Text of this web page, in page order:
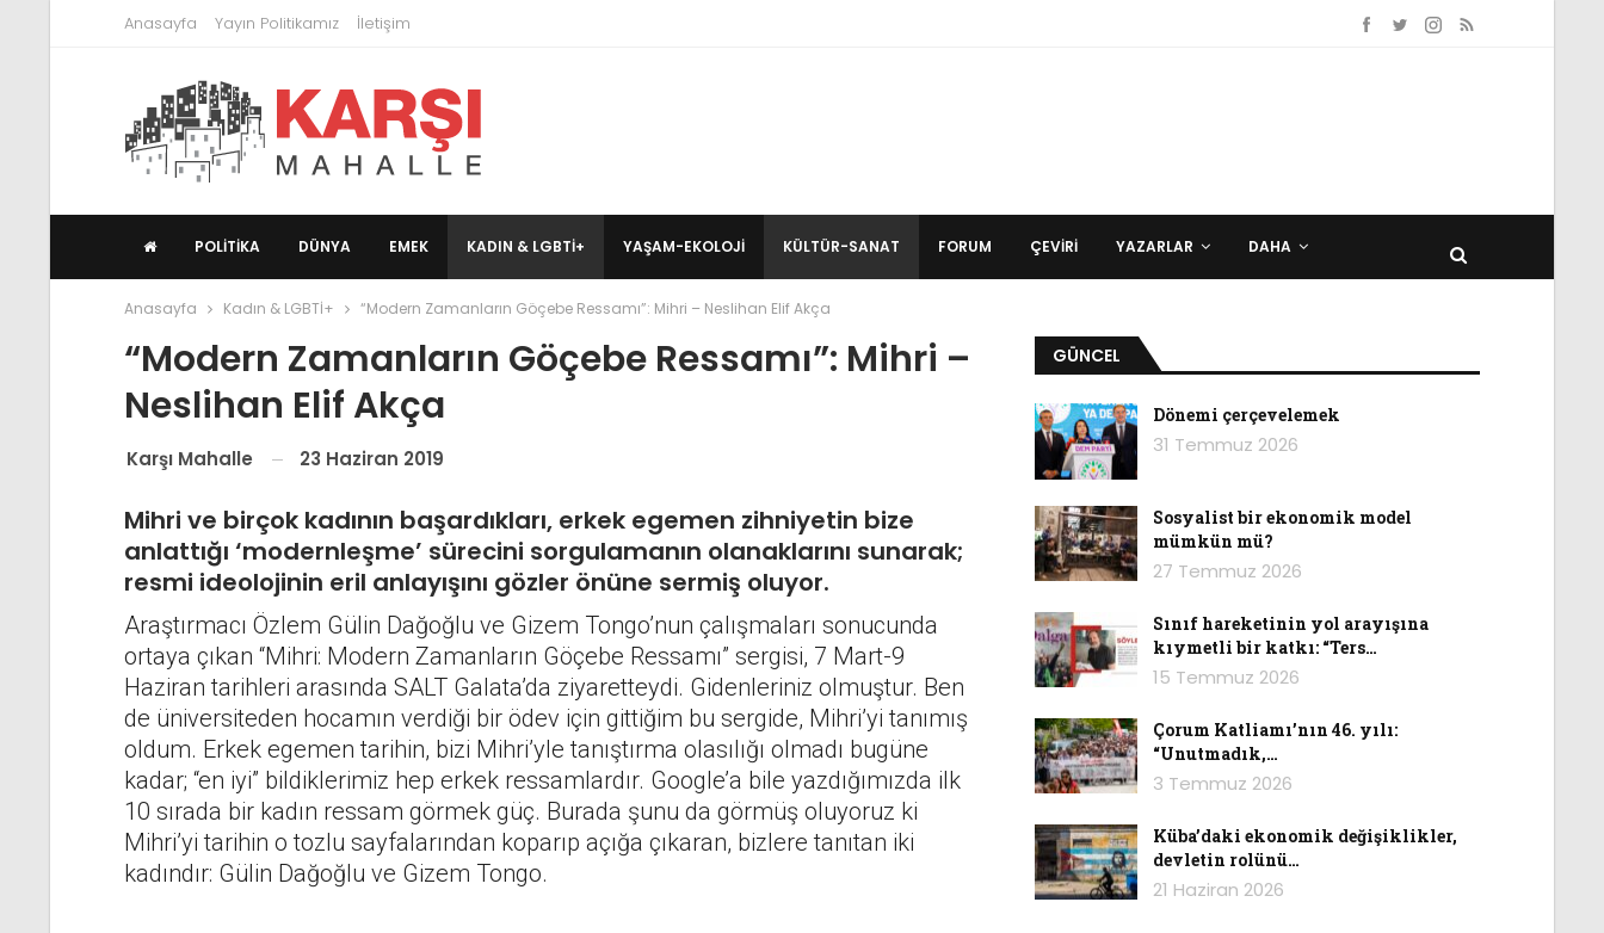
Anasayfa Yayın Politikamız İletişim
POLITIKA DÜNYA EMEK KADIN & LGBTİ+ YAŞAM-EKOLOJI KÜLTÜR-SANAT FORUM ÇEVIRI YAZARLAR DAHA
Anasayfa Kadın & LGBTİ+ “Modern Zamanların Göçebe Ressamı”: Mihri – Neslihan Elif Akça
“Modern Zamanların Göçebe Ressamı”: Mihri –
Neslihan Elif Akça
Karşı Mahalle 23 Haziran 2019
Mihri ve birçok kadının başardıkları, erkek egemen zihniyetin bize
anlattığı ‘modernleşme’ sürecini sorgulamanın olanaklarını sunarak;
resmi ideolojinin eril anlayışını gözler önüne sermiş oluyor.
Araştırmacı Özlem Gülin Dağoğlu ve Gizem Tongo’nun çalışmaları sonucunda
ortaya çıkan “Mihri: Modern Zamanların Göçebe Ressamı” sergisi, 7 Mart-9
Haziran tarihleri arasında SALT Galata’da ziyaretteydi. Gidenleriniz olmuştur. Ben
de üniversiteden hocamın verdiği bir ödev için gittiğim bu sergide, Mihri’yi tanımış
oldum. Erkek egemen tarihin, bizi Mihri’yle tanıştırma olasılığı olmadı bugüne
kadar; “en iyi” bildiklerimiz hep erkek ressamlardır. Google’a bile yazdığımızda ilk
10 sırada bir kadın ressam görmek güç. Burada şunu da görmüş oluyoruz ki
Mihri’yi tarihin o tozlu sayfalarından koparıp açığa çıkaran, bizlere tanıtan iki
kadındır: Gülin Dağoğlu ve Gizem Tongo.
GÜNCEL
Dönemi çerçevelemek
31 Temmuz 2026
Sosyalist bir ekonomik model
mümkün mü?
27 Temmuz 2026
Sınıf hareketinin yol arayışına
kıymetli bir katkı: “Ters…
15 Temmuz 2026
Çorum Katliamı’nın 46. yılı:
“Unutmadık,…
3 Temmuz 2026
Küba’daki ekonomik değişiklikler,
devletin rolünü…
21 Haziran 2026